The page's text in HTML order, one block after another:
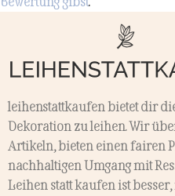
leihenstattkaufen bietet dir
Dekoration zu leihen. Wir
Artikeln, bieten einen fairen
nachhaltigen Umgang mit
Leihen statt kaufen ist